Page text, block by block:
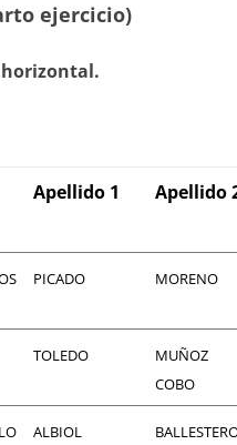
ejercicio)
Apellido 1 Apellido
PICADO MORENO
TOLEDO
MUÑOZ
COBO
ALBIOL